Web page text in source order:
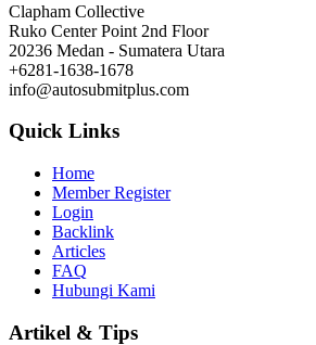
Clapham Collective
Ruko Center Point 2nd Floor
20236 Medan - Sumatera Utara
+6281-1638-1678
info@autosubmitplus.com
Quick Links
Home
Member Register
Login
Backlink
Articles
FAQ
Hubungi Kami
Artikel & Tips